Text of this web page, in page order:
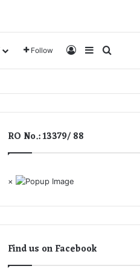
Follow Log InSidebar
RO No.: 13379/ 88
×
Find us on Facebook